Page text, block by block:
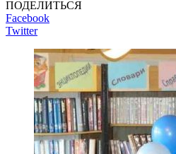
ПОДЕЛИТЬСЯ
Facebook
Twitter